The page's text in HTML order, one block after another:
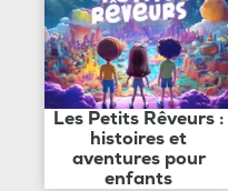
Les Petits Rêveurs :
histoires et
aventures pour
enfants